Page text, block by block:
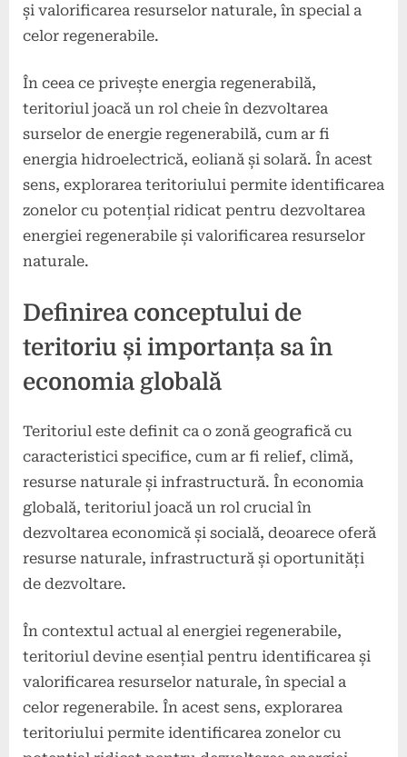
și valorificarea resurselor naturale, în special a
celor regenerabile.
În ceea ce privește energia regenerabilă,
teritoriul joacă un rol cheie în dezvoltarea
surselor de energie regenerabilă, cum ar fi
energia hidroelectrică, eoliană și solară. În acest
sens, explorarea teritoriului permite identificarea
zonelor cu potențial ridicat pentru dezvoltarea
energiei regenerabile și valorificarea resurselor
naturale.
Definirea conceptului de
teritoriu și importanța sa în
economia globală
Teritoriul este definit ca o zonă geografică cu
caracteristici specifice, cum ar fi relief, climă,
resurse naturale și infrastructură. În economia
globală, teritoriul joacă un rol crucial în
dezvoltarea economică și socială, deoarece oferă
resurse naturale, infrastructură și oportunități
de dezvoltare.
În contextul actual al energiei regenerabile,
teritoriul devine esențial pentru identificarea și
valorificarea resurselor naturale, în special a
celor regenerabile. În acest sens, explorarea
teritoriului permite identificarea zonelor cu